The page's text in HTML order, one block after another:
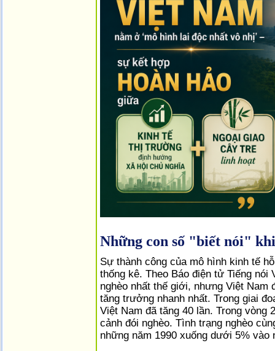
Những con số "biết nói"
Sự thành công của mô hình kinh tế
thống kê. Theo Báo điện tử Tiếng
nghèo nhất thế giới, nhưng Việt
tăng trưởng nhanh nhất. Trong giai
Việt Nam đã tăng 40 lần. Trong
cảnh đói nghèo. Tình trạng nghèo
những năm 1990 xuống dưới 5% vào